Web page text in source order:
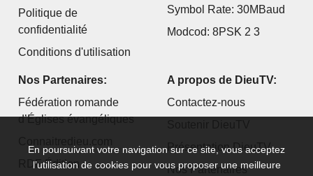
Politique de
confidentialité
Conditions d'utilisation
Symbol Rate: 30MBaud
Modcod: 8PSK 2 3
Nos Partenaires:
Fédération romande
d’Églises évangéliques
RDF Édition
A propos de DieuTV:
Contactez-nous
Présentation DieuTV
Nos Partenaires
En poursuivant votre navigation sur ce site, vous acceptez
l’utilisation de cookies pour vous proposer une meilleure